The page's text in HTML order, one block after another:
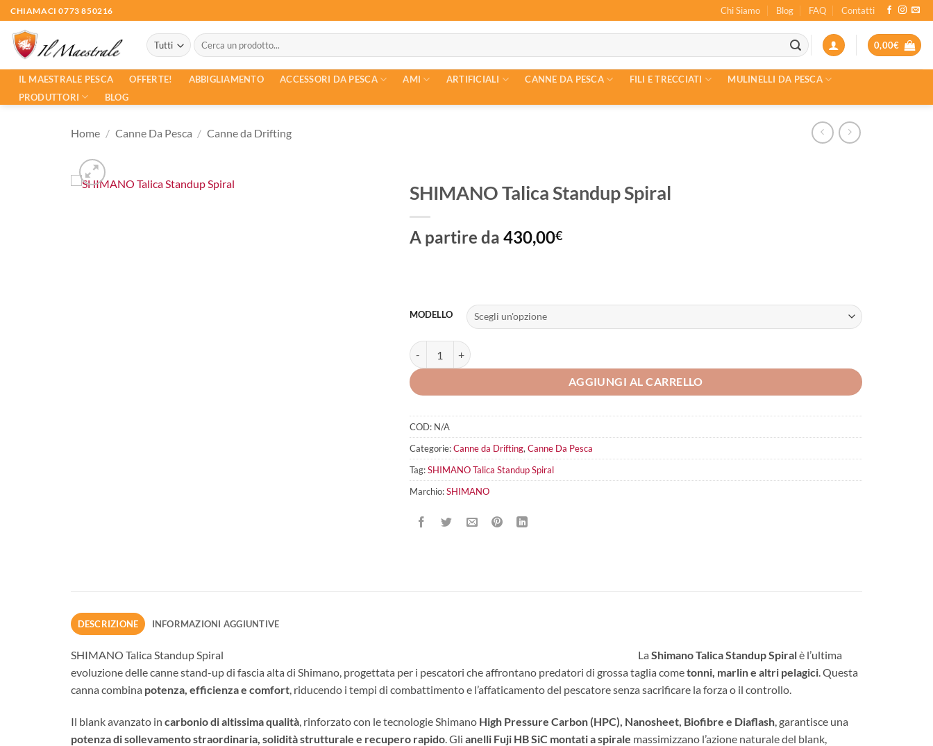
Salta
ai
contenuti
CHIAMACI 0773 850216 Chi Siamo Blog FAQ Contatti
Cerca:
0,00€
IL MAESTRALE PESCA OFFERTE! ABBIGLIAMENTO ACCESSORI DA PESCA AMI ARTIFICIALI CANNE DA PESCA FILI E TRECCIATI
MULINELLI DA PESCA
PRODUTTORI
BLOG
Home / Canne Da Pesca / Canne da Drifting
SHIMANO Talica Standup Spiral
A partire da 430,00€
MODELLO
SHIMANO Talica Standup Spiral quantità
AGGIUNGI AL CARRELLO
COD: N/A
Categorie:Canne da Drifting, Canne Da Pesca
Tag:SHIMANO Talica Standup Spiral
Marchio:SHIMANO
DESCRIZIONE INFORMAZIONI AGGIUNTIVE
SHIMANO Talica Standup Spiral La ShimanoTalica Standup Spiralè l’ultima
evoluzione delle canne stand-up di fascia alta di Shimano, progettata per i pescatori che affrontano predatori di grossa taglia cometonni, marlin e altri pelagici. Questa
canna combina potenza, efficienza e comfort, riducendo i tempi di combattimento e l’affaticamento del pescatore senza sacrificare la forza o il controllo.
Il blank avanzato in carbonio di altissima qualità , rinforzato con le tecnologie Shimano High Pressure Carbon (HPC), Nanosheet, Biofibre e Diaflash , garantisce una
potenza di sollevamento straordinaria, solidità strutturale e recupero rapido . Gli anelli Fuji HB SiC montati a spirale massimizzano l’azione naturale del blank,